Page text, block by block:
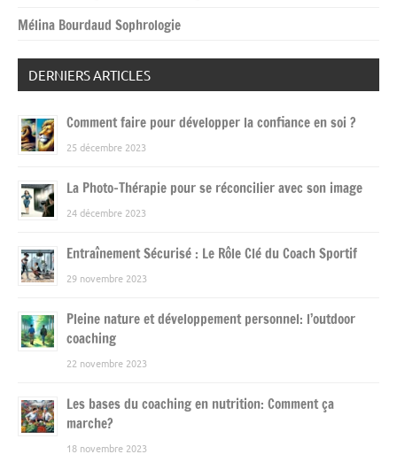
Mélina Bourdaud Sophrologie
DERNIERS ARTICLES
Comment faire pour développer la confiance en soi ?
25 décembre 2023
La Photo-Thérapie pour se réconcilier avec son image
24 décembre 2023
Entraînement Sécurisé : Le Rôle Clé du Coach Sportif
29 novembre 2023
Pleine nature et développement personnel: l’outdoor
coaching
22 novembre 2023
Les bases du coaching en nutrition: Comment ça
marche?
18 novembre 2023